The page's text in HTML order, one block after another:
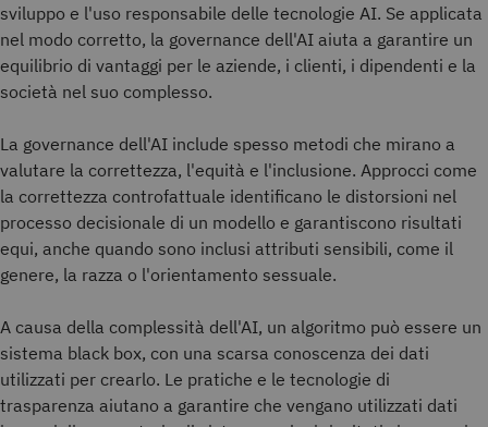
sviluppo e l'uso responsabile delle tecnologie AI. Se applicata
nel modo corretto, la governance dell'AI aiuta a garantire un
equilibrio di vantaggi per le aziende, i clienti, i dipendenti e la
società nel suo complesso.
La governance dell'AI include spesso metodi che mirano a
valutare la correttezza, l'equità e l'inclusione. Approcci come
la correttezza controfattuale identificano le distorsioni nel
processo decisionale di un modello e garantiscono risultati
equi, anche quando sono inclusi attributi sensibili, come il
genere, la razza o l'orientamento sessuale.
A causa della complessità dell'AI, un algoritmo può essere un
sistema black box, con una scarsa conoscenza dei dati
utilizzati per crearlo. Le pratiche e le tecnologie di
trasparenza aiutano a garantire che vengano utilizzati dati